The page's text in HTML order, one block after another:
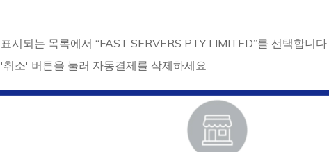
표시되는 목록에서 “FAST SERVERS PTY LIMITED”를 선택합니다.
'취소' 버튼을 눌러 자동결제를 삭제하세요.